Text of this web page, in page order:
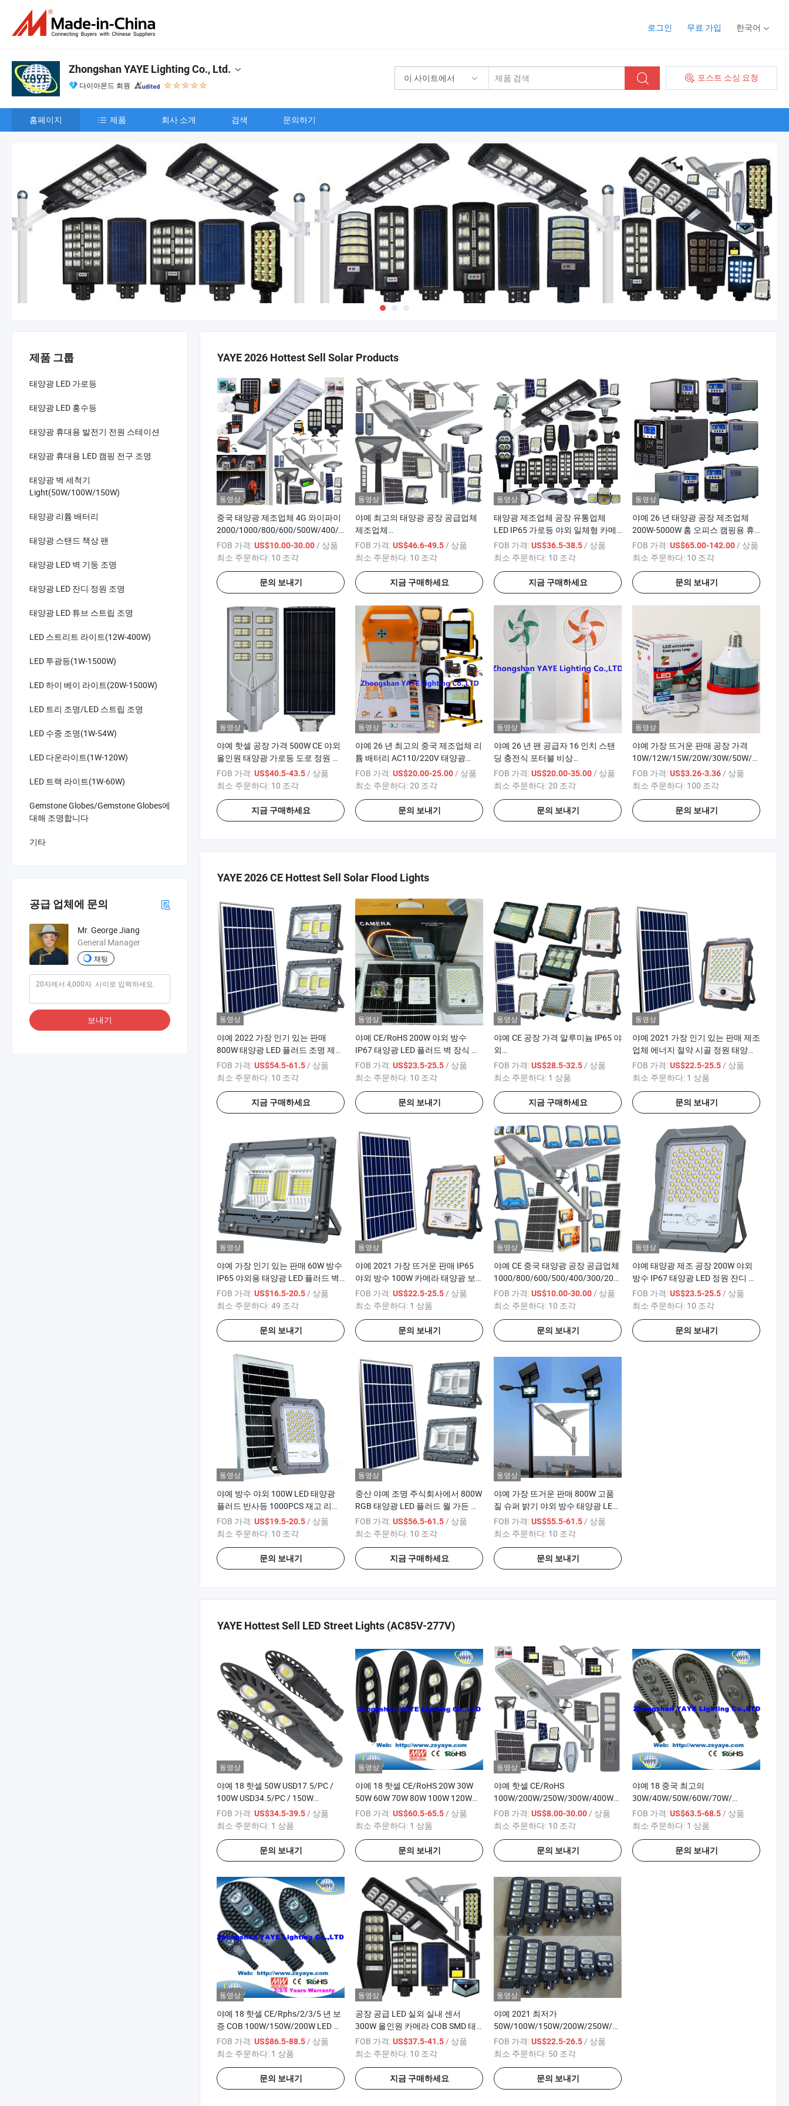
로그인 무료 가입 한국어
이 사이트에서 포스트 소싱 요청
Zhongshan YAYE Lighting Co., Ltd.
다이아몬드 회원
홈페이지 제품 회사 소개 검색 문의하기
YAYE 2026 Hottest Sell Solar Products
동영상
중국 태양광 제조업체 4G 와이파이
2000/1000/800/600/500W/400/300/200/100W
LED 센서 IP66 야외 스트리트 올인
원 카메라 ABS COB 벽 플러드 가든
FOB 가격:US$10.00-30.00/ 상품
최소 주문하다: 10 조각
문의 보내기
동영상
야예 최고의 태양광 공장 공급업체
제조업체
2000W/1000/800/600/500/400/300/200W100W
IP67 통합 ABS/알루미늄 태양광 가
FOB 가격:US$46.6-49.5/ 상품
최소 주문하다: 10 조각
지금 구매하세요
동영상
태양광 제조업체 공장 유통업체
LED IP65 가로등 야외 일체형 카메
라 COB SMD 벽 조명 홍수 정원 도로
조명
FOB 가격:US$36.5-38.5/ 상품
최소 주문하다: 10 조각
지금 구매하세요
동영상
야예 26 년 태양광 공장 제조업체
200W-5000W 홈 오피스 캠핑용 휴
대용 재충전식 비상 전원 공급 장치
시스템 저장 리튬 배터리 발전기
FOB 가격:US$65.00-142.00/ 상품
최소 주문하다: 10 조각
문의 보내기
동영상
야예 핫셀 공장 가격 500W CE 야외
올인원 태양광 가로등 도로 정원 잔
디 고속도로 램프 1000PCS 재고 레
이더 센서 리모컨 3 년 보증
FOB 가격:US$40.5-43.5/ 상품
최소 주문하다: 10 조각
지금 구매하세요
동영상
야예 26 년 최고의 중국 제조업체 리
튬 배터리 AC110/220V 태양광
100W/200W/300W 휴대용 충전식
비상 실내 외부 LED 캠핑 플러드 라
FOB 가격:US$20.00-25.00/ 상품
최소 주문하다:20 조각
문의 보내기
동영상
야예 26 년 팬 공급자 16 인치 스탠
딩 충전식 포터블 비상
AC220V/110V DC 브러시리스 모터
리모컨 리튬 배터리 바닥 태양광 팬
FOB 가격:US$20.00-35.00/ 상품
최소 주문하다:20 조각
문의 보내기
동영상
야예 가장 뜨거운 판매 공장 가격
10W/12W/15W/20W/30W/50W/80W/
E27/B22 리튬 배터리 휴대용 충전
식 LED 비상 전구 / 태양광 LED 전구
FOB 가격:US$3.26-3.36/ 상품
최소 주문하다: 100 조각
문의 보내기
YAYE 2026 CE Hottest Sell Solar Flood Lights
동영상
야예 2022 가장 인기 있는 판매
800W 태양광 LED 플러드 조명 제어
모드: 시간/빛 제어 + 리모컨 + 블루
투스 음악 리듬 /1000PCS 재고
FOB 가격:US$54.5-61.5/ 상품
최소 주문하다: 10 조각
지금 구매하세요
동영상
야예 CE/RoHS 200W 야외 방수
IP67 태양광 LED 플러드 벽 장식 정
원 사무실 가정용 조명 3 년 보증 리
모컨 모션 센서
FOB 가격:US$23.5-25.5/ 상품
최소 주문하다: 10 조각
문의 보내기
동영상
야예 CE 공장 가격 알루미늄 IP65 야
외
100W/200W/300W/400W/500W/600/800W
태양광 LED 플러드 벽 정원 공원 경
FOB 가격:US$28.5-32.5/ 상품
최소 주문하다: 1 상품
지금 구매하세요
동영상
야예 2021 가장 인기 있는 판매 제조
업체 에너지 절약 시골 정원 태양광
스포트라이트 LED 100W 300W 태
양광 플ood 라이트 1080P IP 카메
FOB 가격:US$22.5-25.5/ 상품
최소 주문하다: 1 상품
문의 보내기
동영상
야예 가장 인기 있는 판매 60W 방수
IP65 야외용 태양광 LED 플러드 벽
정원 조명 재고 1000PCS (YAYE-MJ-
AW60)
FOB 가격:US$16.5-20.5/ 상품
최소 주문하다:49 조각
문의 보내기
동영상
야예 2021 가장 뜨거운 판매 IP65
야외 방수 100W 카메라 태양광 보
안 홍수 거리 조명 사용 가능한 와트:
100W/200W/300W/400W
FOB 가격:US$22.5-25.5/ 상품
최소 주문하다: 1 상품
문의 보내기
동영상
야예 CE 중국 태양광 공장 공급업체
1000/800/600/500/400/300/200/150/100/50/1500W
4G 와이파이 CCTV 카메라 ABS 방
수 알루미늄 LED 플러드 벽 정원 잔
FOB 가격:US$10.00-30.00/ 상품
최소 주문하다: 10 조각
문의 보내기
동영상
야예 태양광 제조 공장 200W 야외
방수 IP67 태양광 LED 정원 잔디 벽
홍수 조명 1000PCS 재고 리모컨 레
이더 Sensor/3 년
FOB 가격:US$23.5-25.5/ 상품
최소 주문하다: 10 조각
문의 보내기
동영상
야예 방수 야외 100W LED 태양광
플러드 반사등 1000PCS 재고 리모
컨/ 레이더 센서/ 공장 가격/ CE 인
증 3 년 보증
FOB 가격:US$19.5-20.5/ 상품
최소 주문하다: 10 조각
문의 보내기
동영상
중산 야예 조명 주식회사에서 800W
RGB 태양광 LED 플러드 월 가든 조
명의 대리점 유통업체를 찾고 있습
니다. 최고의 공급업체 야예에 문의
FOB 가격:US$56.5-61.5/ 상품
최소 주문하다: 10 조각
지금 구매하세요
동영상
야예 가장 뜨거운 판매 800W 고품
질 슈퍼 밝기 야외 방수 태양광 LED
플ood 조명 리모컨 레이더
Sensor/3 년 Warranty/1000PCS 재
FOB 가격:US$55.5-61.5/ 상품
최소 주문하다: 10 조각
문의 보내기
YAYE Hottest Sell LED Street Lights (AC85V-277V)
동영상
야예 18 핫셀 50W USD17.5/PC /
100W USD34.5/PC / 150W
USD46.5/PC COB
50W/100W/150W LED 가로등 /
FOB 가격:US$34.5-39.5/ 상품
최소 주문하다: 1 상품
문의 보내기
동영상
야예 18 핫셀 CE/RoHS 20W 30W
50W 60W 70W 80W 100W 120W
150W 200W 240W 250W 300W
400W COB SMD 태양광 LED 도로등
FOB 가격:US$60.5-65.5/ 상품
최소 주문하다: 1 상품
문의 보내기
동영상
야예 핫셀 CE/RoHS
100W/200W/250W/300W/400W/500W/600W/800W/1000W/1500W/
COB SMD 통합 IP67 야외 태양광
LED 가로등 도로 조명 26 년 생산
FOB 가격:US$8.00-30.00/ 상품
최소 주문하다: 10 조각
문의 보내기
야예 18 중국 최고의
30W/40W/50W/60W/70W/
80W/100W/120W/ 150W COB LED
가로등 공급업체로서 13 년의 생산
FOB 가격:US$63.5-68.5/ 상품
최소 주문하다: 1 상품
문의 보내기
동영상
야예 18 핫셀 CE/Rphs/2/3/5 년 보
증 COB 100W/150W/200W LED 가
로등 / LED 도로등 브리젤룩스 미안
웰 드라이버 / CE / RoHS / 500PCS
FOB 가격:US$86.5-88.5/ 상품
최소 주문하다: 1 상품
문의 보내기
동영상
공장 공급 LED 실외 실내 센서
300W 올인원 카메라 COB SMD 태
양광 가로등 벽 조명 홍수 정원 도로
조명
FOB 가격:US$37.5-41.5/ 상품
최소 주문하다: 10 조각
지금 구매하세요
동영상
야예 2021 최저가
50W/100W/150W/200W/250W/300W
태양광 도로 가로등 정원 램프 제어
모드: 빛 + 시간 + 레이더 센서 + 리
FOB 가격:US$22.5-26.5/ 상품
최소 주문하다: 50 조각
문의 보내기
제품 그룹
태양광 LED 가로등
태양광 LED 홍수등
태양광 휴대용 발전기 전원 스테이션
태양광 휴대용 LED 캠핑 전구 조명
태양광 벽 세척기
Light(50W/100W/150W)
태양광 리튬 배터리
태양광 스탠드 책상 팬
태양광 LED 벽 기둥 조명
태양광 LED 잔디 정원 조명
태양광 LED 튜브 스트립 조명
LED 스트리트 라이트(12W-400W)
LED 투광등(1W-1500W)
LED 하이 베이 라이트(20W-1500W)
LED 트리 조명/LED 스트립 조명
LED 수중 조명(1W-54W)
LED 다운라이트(1W-120W)
LED 트랙 라이트(1W-60W)
Gemstone Globes/Gemstone Globes에
대해 조명합니다
기타
공급 업체에 문의
Mr. George Jiang
General Manager
채팅
보내기